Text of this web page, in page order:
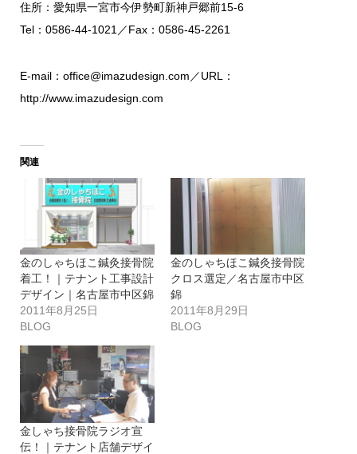
住所：愛知県一宮市今伊勢町新神戸郷前15-6
Tel：0586-44-1021／Fax：0586-45-2261
E-mail： office@imazudesign.com／URL：
http://www.imazudesign.com
関連
金のしゃちほこ鍼灸接骨院
着工！｜テナント工事設計
デザイン｜名古屋市中区錦
2011年8月25日
BLOG
金のしゃちほこ鍼灸接骨院
クロス選定／名古屋市中区
錦
2011年8月29日
BLOG
金しゃち接骨院ラジオ宣
伝！｜テナント店舗デザイ